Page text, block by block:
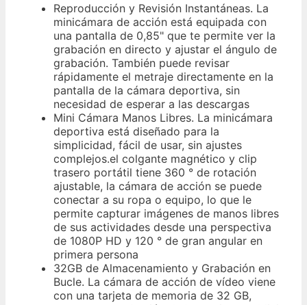
Reproducción y Revisión Instantáneas. La
minicámara de acción está equipada con
una pantalla de 0,85" que te permite ver la
grabación en directo y ajustar el ángulo de
grabación. También puede revisar
rápidamente el metraje directamente en la
pantalla de la cámara deportiva, sin
necesidad de esperar a las descargas
Mini Cámara Manos Libres. La minicámara
deportiva está diseñado para la
simplicidad, fácil de usar, sin ajustes
complejos.el colgante magnético y clip
trasero portátil tiene 360 ° de rotación
ajustable, la cámara de acción se puede
conectar a su ropa o equipo, lo que le
permite capturar imágenes de manos libres
de sus actividades desde una perspectiva
de 1080P HD y 120 ° de gran angular en
primera persona
32GB de Almacenamiento y Grabación en
Bucle. La cámara de acción de vídeo viene
con una tarjeta de memoria de 32 GB,